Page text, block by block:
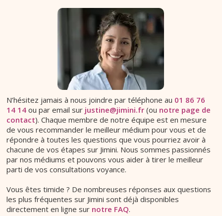
N’hésitez jamais à nous joindre par téléphone au 01 86 76
14 14 ou par email sur justine@jimini.fr (ou notre page de
contact). Chaque membre de notre équipe est en mesure
de vous recommander le meilleur médium pour vous et de
répondre à toutes les questions que vous pourriez avoir à
chacune de vos étapes sur Jimini. Nous sommes passionnés
par nos médiums et pouvons vous aider à tirer le meilleur
parti de vos consultations voyance.
Vous êtes timide ? De nombreuses réponses aux questions
les plus fréquentes sur Jimini sont déjà disponibles
directement en ligne sur notre FAQ.